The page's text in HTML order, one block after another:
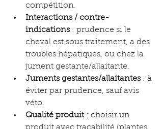
compétition.
Interactions / contre-
indications : prudence si le
cheval est sous traitement, a des
troubles hépatiques, ou chez la
jument gestante/allaitante.
Juments gestantes/allaitantes : à
éviter par prudence, sauf avis
véto.
Qualité produit : choisir un